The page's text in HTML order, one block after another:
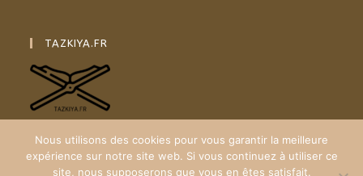
TAZKIYA.FR
Nous utilisons des cookies pour vous garantir la meilleure
expérience sur notre site web. Si vous continuez à utiliser ce
site, nous supposerons que vous en êtes satisfait.